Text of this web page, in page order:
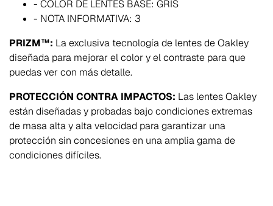
- COLOR DE LENTES BASE: GRIS
- NOTA INFORMATIVA: 3
PRIZM™: La exclusiva tecnología de lentes de Oakley
diseñada para mejorar el color y el contraste para que
puedas ver con más detalle.
PROTECCIÓN CONTRA IMPACTOS: Las lentes Oakley
están diseñadas y probadas bajo condiciones extremas
de masa alta y alta velocidad para garantizar una
protección sin concesiones en una amplia gama de
condiciones difíciles.